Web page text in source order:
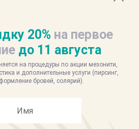
20%на первое
до 11 августа
на процедуры по акции мезонити,
и дополнительные услуги (пирсинг,
бровей, солярий).